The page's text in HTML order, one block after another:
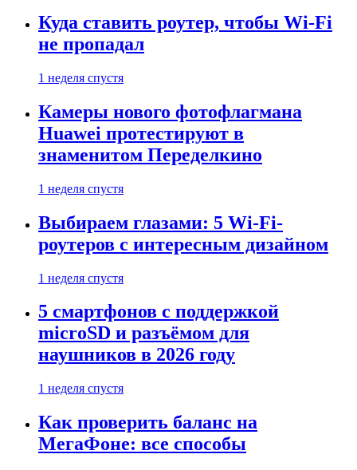
Куда ставить роутер, чтобы Wi-Fi
не пропадал
1 неделя спустя
Камеры нового фотофлагмана
Huawei протестируют в
знаменитом Переделкино
1 неделя спустя
Выбираем глазами: 5 Wi-Fi-
роутеров с интересным дизайном
1 неделя спустя
5 смартфонов с поддержкой
microSD и разъёмом для
наушников в 2026 году
1 неделя спустя
Как проверить баланс на
МегаФоне: все способы